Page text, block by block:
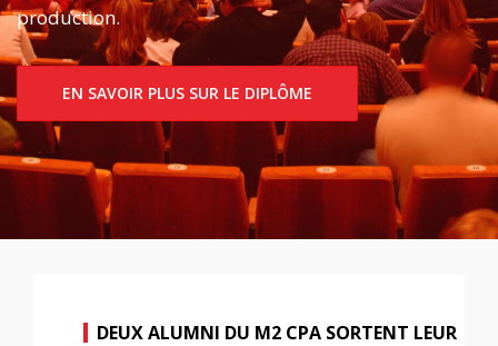
production.
EN SAVOIR PLUS SUR LE DIPLÔME
DEUX ALUMNI DU M2 CPA SORTENT LEUR